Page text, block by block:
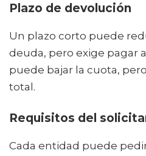
Plazo de devolución
Un plazo corto puede
deuda, pero exige pagar
puede bajar la cuota,
total.
Requisitos del
Cada entidad puede